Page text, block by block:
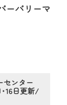
ーバリーマ
センター
16日更新/
の地域
、いつ
域情報